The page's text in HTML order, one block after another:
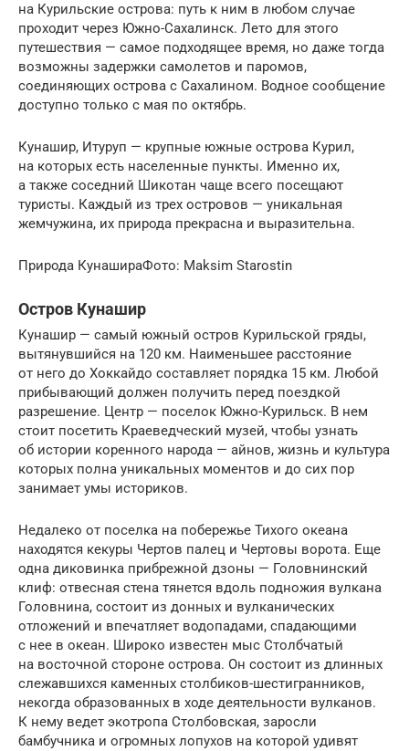
на Курильские острова: путь к ним в любом случае
проходит через Южно-Сахалинск. Лето для этого
путешествия — самое подходящее время, но даже тогда
возможны задержки самолетов и паромов,
соединяющих острова с Сахалином. Водное сообщение
доступно только с мая по октябрь.
Кунашир, Итуруп — крупные южные острова Курил,
на которых есть населенные пункты. Именно их,
а также соседний Шикотан чаще всего посещают
туристы. Каждый из трех островов — уникальная
жемчужина, их природа прекрасна и выразительна.
Природа КунашираФото: Maksim Starostin
Остров Кунашир
Кунашир — самый южный остров Курильской гряды,
вытянувшийся на 120 км. Наименьшее расстояние
от него до Хоккайдо составляет порядка 15 км. Любой
прибывающий должен получить перед поездкой
разрешение. Центр — поселок Южно-Курильск. В нем
стоит посетить Краеведческий музей, чтобы узнать
об истории коренного народа — айнов, жизнь и культура
которых полна уникальных моментов и до сих пор
занимает умы историков.
Недалеко от поселка на побережье Тихого океана
находятся кекуры Чертов палец и Чертовы ворота. Еще
одна диковинка прибрежной дзоны — Головнинский
клиф: отвесная стена тянется вдоль подножия вулкана
Головнина, состоит из донных и вулканических
отложений и впечатляет водопадами, спадающими
с нее в океан. Широко известен мыс Столбчатый
на восточной стороне острова. Он состоит из длинных
слежавшихся каменных столбиков-шестигранников,
некогда образованных в ходе деятельности вулканов.
К нему ведет экотропа Столбовская, заросли
бамбучника и огромных лопухов на которой удивят